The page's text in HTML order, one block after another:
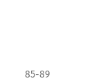
85-89